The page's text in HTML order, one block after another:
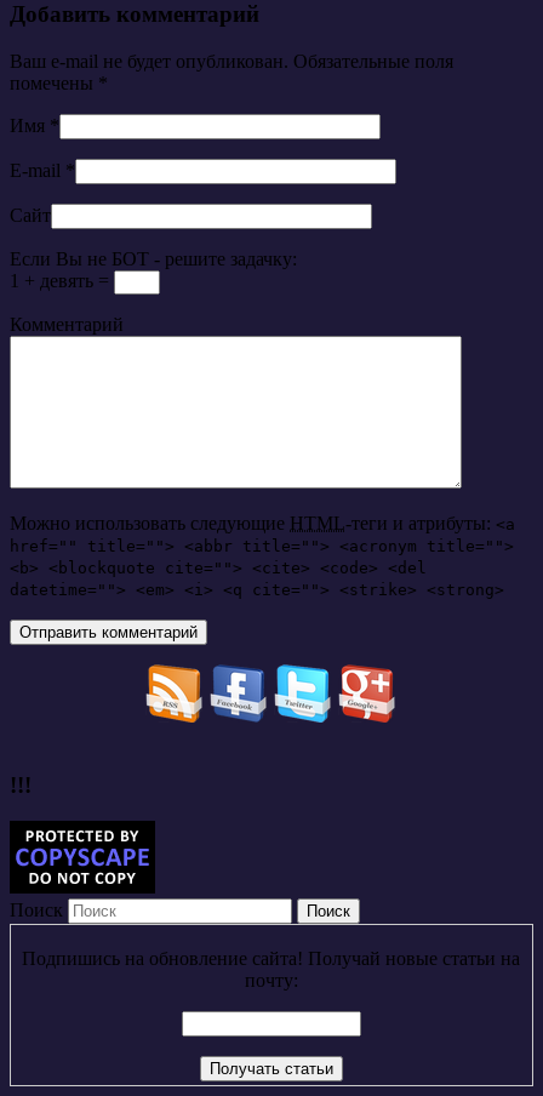
Добавить комментарий
Ваш e-mail не будет опубликован. Обязательные поля
помечены *
Имя *
E-mail *
Сайт
Если Вы не БОТ - решите задачку:
1 + девять =
Комментарий
Можно использовать следующие HTML-теги и атрибуты: <a
href="" title=""> <abbr title=""> <acronym title="">
<b> <blockquote cite=""> <cite> <code> <del
datetime=""> <em> <i> <q cite=""> <strike> <strong>
!!!
Поиск
Подпишись на обновление сайта! Получай новые статьи на
почту: